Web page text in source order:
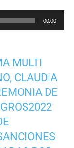
00:00
MULTI
, CLAUDIA
DE